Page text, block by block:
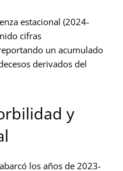
estacional (2024-
cifras
un acumulado
derivados del
y
los años de 2023-